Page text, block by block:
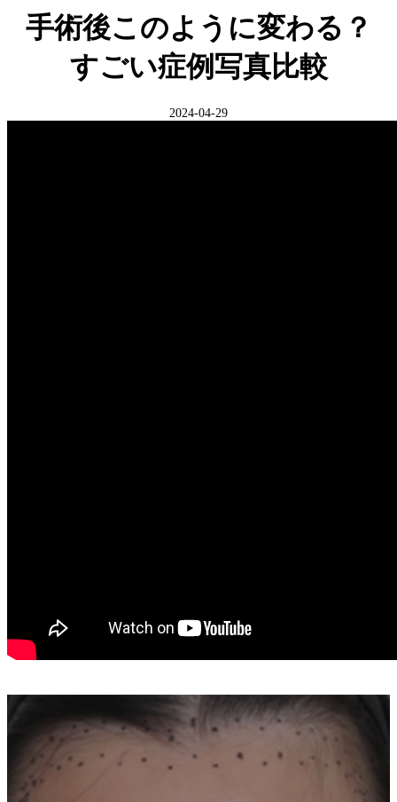
手術後このように変わる？
すごい症例写真比較
2024-04-29